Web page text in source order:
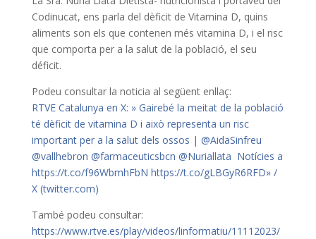
Codinucat, ens parla del dèficit de Vitamina D, quins
aliments son els que contenen més vitamina D, i el risc
que comporta per a la salut de la població, el seu
déficit.
Podeu consultar la noticia al següent enllaç:
RTVE Catalunya en X: » Gairebé la meitat de la població
té dèficit de vitamina D i això representa un risc
important per a la salut dels ossos | @AidaSinfreu
@vallhebron @farmaceuticsbcn @Nuriallata Notícies a
https://t.co/f96WbmhFbN https://t.co/gLBGyR6RFD» /
X (twitter.com)
També podeu consultar:
https://www.rtve.es/play/videos/linformatiu/11112023/